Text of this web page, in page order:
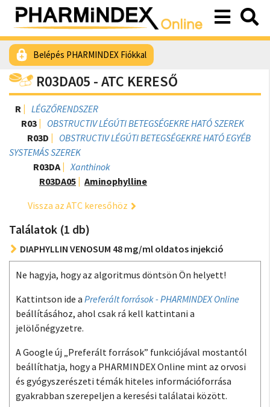
Belépés PHARMINDEX Fiókkal
R03DA05 - ATC KERESŐ
R
LÉGZŐRENDSZER
R03
OBSTRUCTIV LÉGÚTI BETEGSÉGEKRE HATÓ SZEREK
R03D
OBSTRUCTIV LÉGÚTI BETEGSÉGEKRE HATÓ EGYÉB
SYSTEMÁS SZEREK
R03DA
Xanthinok
R03DA05
Aminophylline
Vissza az ATC keresőhöz
Találatok (1 db)
DIAPHYLLIN VENOSUM 48 mg/ml oldatos injekció
Ne hagyja, hogy az algoritmus döntsön Ön helyett!
Kattintson ide a Preferált források - PHARMINDEX Online
beállításához, ahol csak rá kell kattintani a
jelölőnégyzetre.
A Google új „Preferált források” funkciójával mostantól
beállíthatja, hogy a PHARMINDEX Online mint az orvosi
és gyógyszerészeti témák hiteles információforrása
gyakrabban szerepeljen a keresési találatai között.